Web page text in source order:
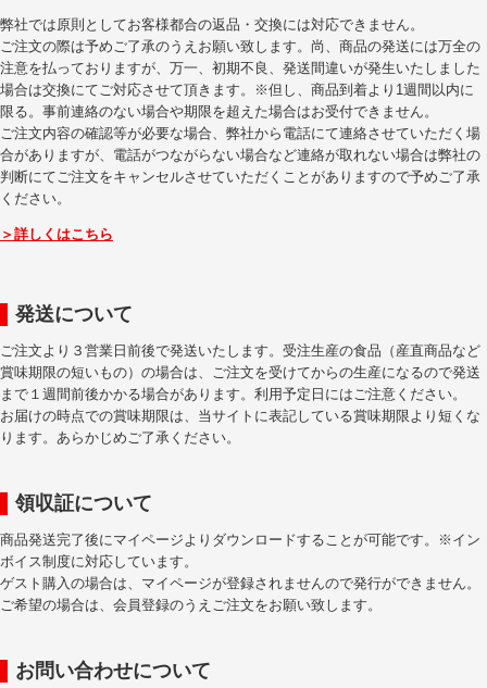
弊社では原則としてお客様都合の返品・交換には対応できません。
ご注文の際は予めご了承のうえお願い致します。尚、商品の発送には万全の
注意を払っておりますが、万一、初期不良、発送間違いが発生いたしました
場合は交換にてご対応させて頂きます。※但し、商品到着より1週間以内に
限る。事前連絡のない場合や期限を超えた場合はお受付できません。
ご注文内容の確認等が必要な場合、弊社から電話にて連絡させていただく場
合がありますが、電話がつながらない場合など連絡が取れない場合は弊社の
判断にてご注文をキャンセルさせていただくことがありますので予めご了承
ください。
＞詳しくはこちら
発送について
ご注文より３営業日前後で発送いたします。受注生産の食品（産直商品など
賞味期限の短いもの）の場合は、ご注文を受けてからの生産になるので発送
まで１週間前後かかる場合があります。利用予定日にはご注意ください。
お届けの時点での賞味期限は、当サイトに表記している賞味期限より短くな
ります。あらかじめご了承ください。
領収証について
商品発送完了後にマイページよりダウンロードすることが可能です。※イン
ボイス制度に対応しています。
ゲスト購入の場合は、マイページが登録されませんので発行ができません。
ご希望の場合は、会員登録のうえご注文をお願い致します。
お問い合わせについて